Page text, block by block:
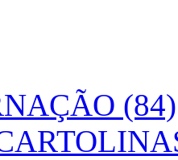
(84)